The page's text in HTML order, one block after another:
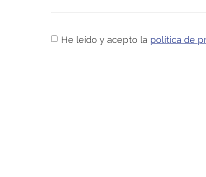
He leído y acepto la política de